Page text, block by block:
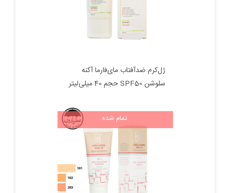
ژل‌کرم ضدآفتاب مای‌‌فارما آکنه
سلوشن SPF50 حجم 40 میلی‌لیتر
تمام شده